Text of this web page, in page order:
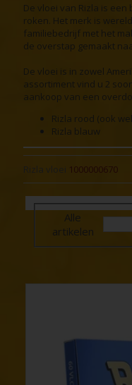
De vloei van Rizla is
roken. Het merk is
familiebedrijf met het
de overstap gemaakt
De vloei is in zowel
assortiment vind u 2
aankoop van een
Rizla rood (ook
Rizla blauw
1000000670
Alle
artikelen